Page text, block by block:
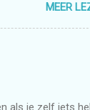
MEER
als je zelf iets